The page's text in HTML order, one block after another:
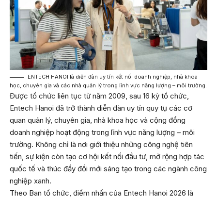
ENTECH HANOI là diễn đàn uy tín kết nối doanh nghiệp, nhà khoa
học, chuyên gia và các nhà quản lý trong lĩnh vực năng lượng – môi trường.
Được tổ chức liên tục từ năm 2009, sau 16 kỳ tổ chức,
Entech Hanoi đã trở thành diễn đàn uy tín quy tụ các cơ
quan quản lý, chuyên gia, nhà khoa học và cộng đồng
doanh nghiệp hoạt động trong lĩnh vực năng lượng – môi
trường. Không chỉ là nơi giới thiệu những công nghệ tiên
tiến, sự kiện còn tạo cơ hội kết nối đầu tư, mở rộng hợp tác
quốc tế và thúc đẩy đổi mới sáng tạo trong các ngành công
nghiệp xanh.
Theo Ban tổ chức, điểm nhấn của Entech Hanoi 2026 là